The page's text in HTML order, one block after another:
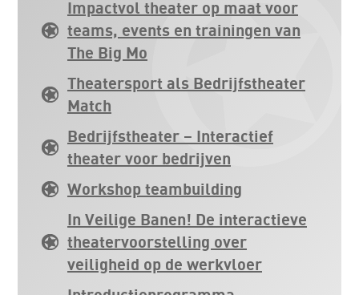
Impactvol theater op maat voor
teams, events en trainingen van
The Big Mo
Theatersport als Bedrijfstheater
Match
Bedrijfstheater – Interactief
theater voor bedrijven
Workshop teambuilding
In Veilige Banen! De interactieve
theatervoorstelling over
veiligheid op de werkvloer